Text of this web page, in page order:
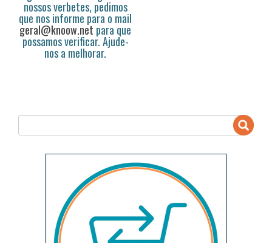
nossos verbetes, pedimos
que nos informe para o mail
geral@knoow.net para que
possamos verificar. Ajude-
nos a melhorar.